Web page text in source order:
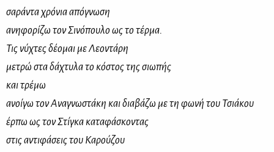
σαράντα χρόνια απόγνωση
ανηφορίζω τον Σινόπουλο ως το τέρμα.
Τις νύχτες δέομαι με Λεοντάρη
μετρώ στα δάχτυλα το κόστος της σιωπής
και τρέμω
ανοίγω τον Αναγνωστάκη και διαβάζω με τη φωνή του Τσιάκου
έρπω ως τον Στίγκα καταφάσκοντας
στις αντιφάσεις του Καρούζου